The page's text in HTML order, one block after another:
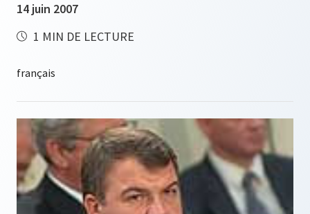
14 juin 2007
1 MIN DE LECTURE